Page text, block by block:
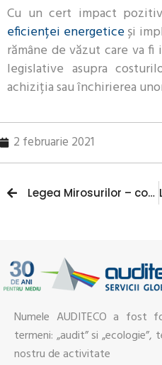
Cu un cert impact
eficienței energeticeși
rămâne de văzut care va
legislative asupra
achiziția sau închirierea
2 februarie 2021
Legea Mirosurilor – continut, aplicabilitate si noi obligatii pentru anumiti operatori economici
Numele AUDITECO a fost
termeni: „audit” si
nostru de activitate